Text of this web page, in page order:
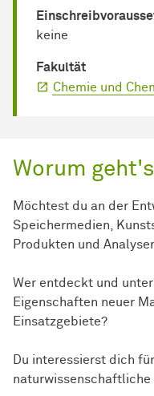
keine
Fakultät
Chemie und
Worum
Möchtest du an der
Speichermedien,
Produkten und
Wer entdeckt und
Eigenschaften neuer
Einsatzgebiete?
Du interessierst dich
naturwissenschaftliche